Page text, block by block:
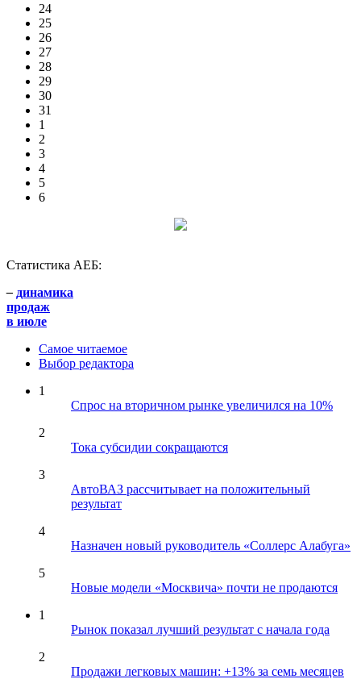
24
25
26
27
28
29
30
31
1
2
3
4
5
6
Статистика АЕБ:
– динамика
продаж
в июле
Самое читаемое
Выбор редактора
1
Спрос на вторичном рынке увеличился на 10%
2
Тока субсидии сокращаются
3
АвтоВАЗ рассчитывает на положительный
результат
4
Назначен новый руководитель «Соллерс Алабуга»
5
Новые модели «Москвича» почти не продаются
1
Рынок показал лучший результат с начала года
2
Продажи легковых машин: +13% за семь месяцев